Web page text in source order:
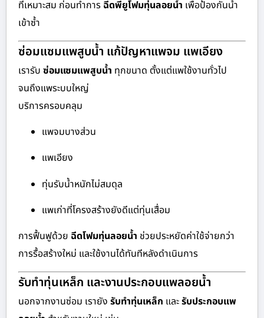
ที่เหมาะสม ก่อนทำการ ฉีดพียูโฟมทุ่นลอยน้ำ เพื่อป้องกันน้ำ
เข้าซ้ำ
ซ่อมแซมแพสูบน้ำ แก้ปัญหาแพจม แพเอียง
เรารับ ซ่อมแซมแพสูบน้ำ ทุกขนาด ตั้งแต่แพใช้งานทั่วไป
จนถึงแพระบบใหญ่
บริการครอบคลุม
แพจมบางส่วน
แพเอียง
ทุ่นรับน้ำหนักไม่สมดุล
แพเก่าที่โครงสร้างยังดีแต่ทุ่นเสื่อม
การฟื้นฟูด้วย ฉีดโฟมทุ่นลอยน้ำ ช่วยประหยัดค่าใช้จ่ายกว่า
การรื้อสร้างใหม่ และใช้งานได้ทันทีหลังดำเนินการ
รับทำทุ่นเหล็ก และงานประกอบแพลอยน้ำ
นอกจากงานซ่อม เรายัง รับทำทุ่นเหล็ก และรับประกอบแพ